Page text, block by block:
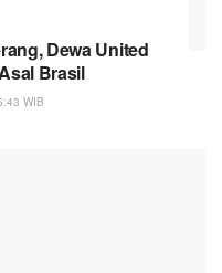
Dewa United
Brasil
WIB